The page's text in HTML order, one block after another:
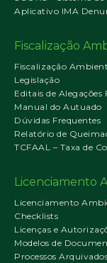
Aplicativo IMA
Fiscalização
Fiscalização
Legislação
Editais de Alegações
Manual do Autuado
Dúvidas Frequentes
Relatório de
TCFAAL – Taxa de
Licenciamento
Licenciamento
Checklists
Licenças e
Modelos de
Processos